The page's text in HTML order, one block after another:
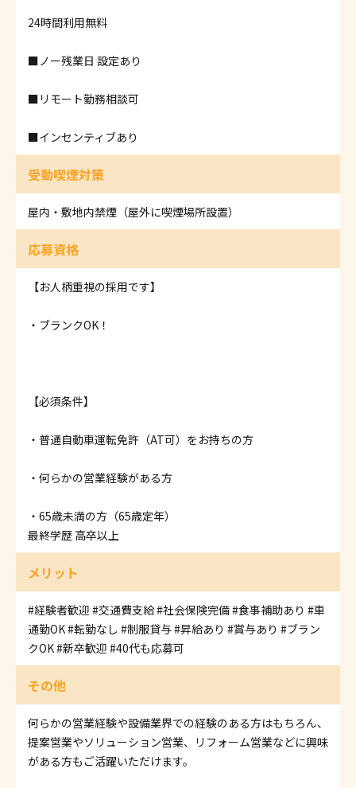
24時間利用無料
■ノー残業日 設定あり
■リモート勤務相談可
■インセンティブあり
受動喫煙対策
屋内・敷地内禁煙（屋外に喫煙場所設置）
応募資格
【お人柄重視の採用です】
・ブランクOK！
【必須条件】
・普通自動車運転免許（AT可）をお持ちの方
・何らかの営業経験がある方
・65歳未満の方（65歳定年）
最終学歴 高卒以上
メリット
#経験者歓迎 #交通費支給#社会保険完備#食事補助あり #車
通勤OK#転勤なし #制服貸与#昇給あり #賞与あり #ブラン
クOK#新卒歓迎 #40代も応募可
その他
何らかの営業経験や設備業界での経験のある方はもちろん、
提案営業やソリューション営業、リフォーム営業などに興味
がある方もご活躍いただけます。